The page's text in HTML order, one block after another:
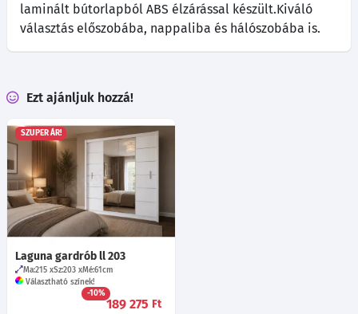
laminált bútorlapból ABS élzárással készült.Kiváló
választás előszobába, nappaliba és hálószobába is.
Ezt ajánljuk hozzá!
SZUPER ÁR!
Laguna gardrób ll 203
Ma:215 Sz:203 Mé:61cm
Választható színek!
-10%
189 275 Ft